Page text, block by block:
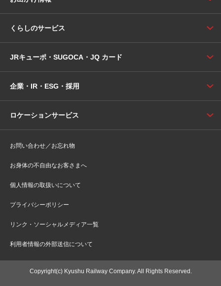
くらしのサービス
JRキューポ・SUGOCA・JQ カード
企業・IR・ESG・採用
ロケーションサービス
お問い合わせ／お忘れ物
お身体の不自由なお客さまへ
個人情報の取扱いについて
プライバシーポリシー
リンク・ソーシャルメディア一覧
利用者情報の外部送信について
Copyright(c) Kyushu Railway Company. All Rights Reserved.